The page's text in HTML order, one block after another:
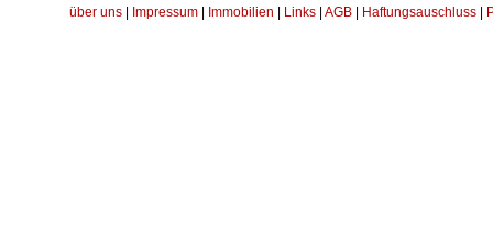
über uns Impressum Immobilien Links AGB Haftungsauschluss